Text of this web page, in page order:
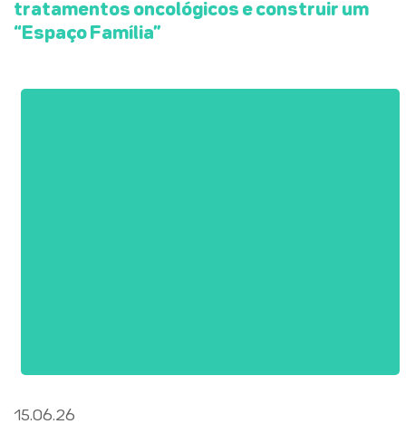
tratamentos oncológicos e construir um
“Espaço Família”
15.06.26